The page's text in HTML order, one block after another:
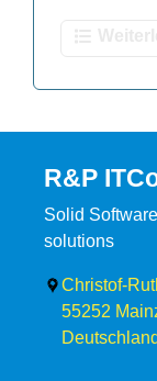
R&P
Solid
solutions
Christof-
55252
Deutschland